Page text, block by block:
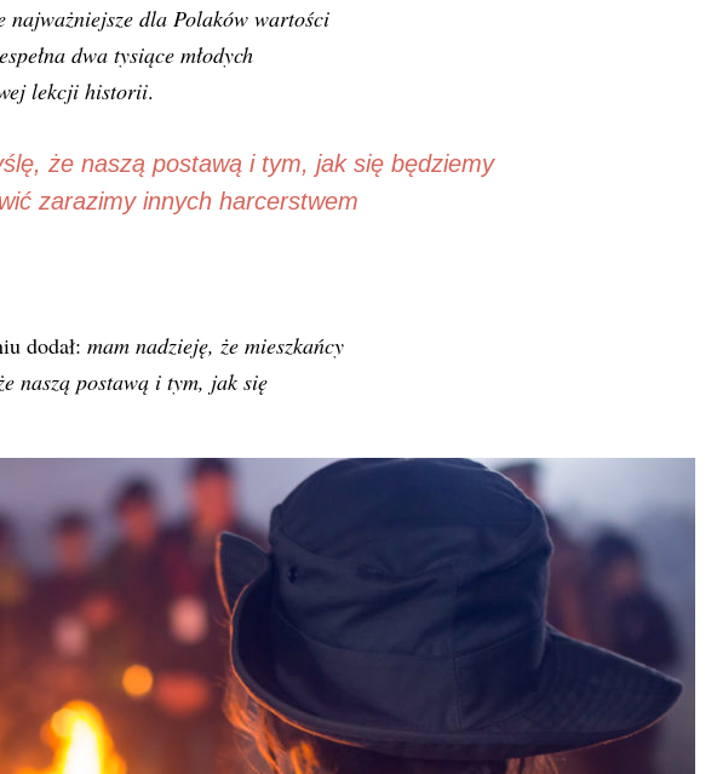
dla Polaków wartości
dwa tysiące młodych
lekcji historii.
że naszą postawą i tym, jak się będziemy
zarazimy innych harcerstwem
dodał: mam nadzieję, że mieszkańcy
naszą postawą i tym, jak się